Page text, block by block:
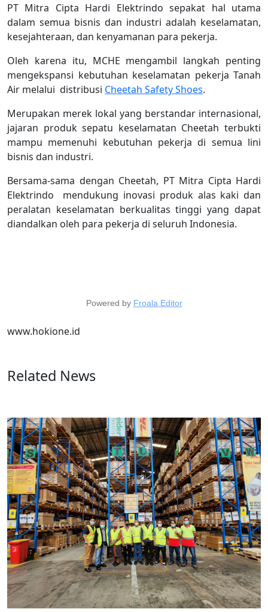
PT Mitra Cipta Hardi Elektrindo sepakat hal utama
dalam semua bisnis dan industri adalah keselamatan,
kesejahteraan, dan kenyamanan para pekerja.
Oleh karena itu, MCHE mengambil langkah penting
mengekspansi kebutuhan keselamatan pekerja Tanah
Air melalui distribusi Cheetah Safety Shoes.
Merupakan merek lokal yang berstandar internasional,
jajaran produk sepatu keselamatan Cheetah terbukti
mampu memenuhi kebutuhan pekerja di semua lini
bisnis dan industri.
Bersama-sama dengan Cheetah, PT Mitra Cipta Hardi
Elektrindo mendukung inovasi produk alas kaki dan
peralatan keselamatan berkualitas tinggi yang dapat
diandalkan oleh para pekerja di seluruh Indonesia.
Powered by Froala Editor
www.hokione.id
Related News